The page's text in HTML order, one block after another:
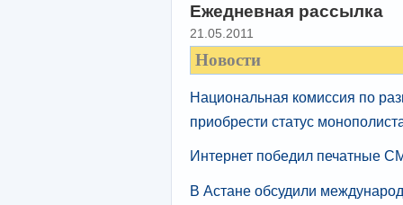
Ежедневная рассылка
21.05.2011
Новости
Национальная комиссия по
приобрести статус
Интернет победил печатные
В Астане обсудили